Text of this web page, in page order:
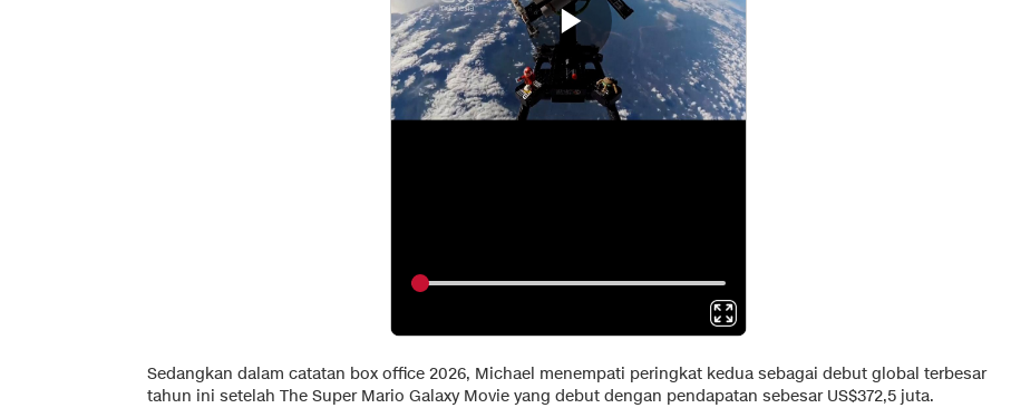
Sedangkan dalam catatan box office 2026, Michael menempati peringkat kedua sebagai debut global terbesar
tahun ini setelah The Super Mario Galaxy Movie yang debut dengan pendapatan sebesar US$372,5 juta.